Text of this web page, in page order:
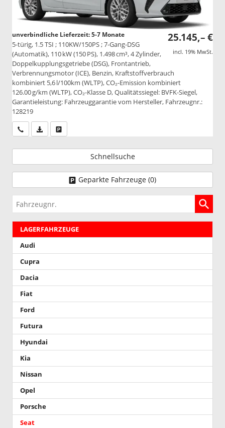
25.145,– €
incl. 19% MwSt.
unverbindliche Lieferzeit: 5-7 Monate
5-türig, 1.5 TSI ; 110KW/150PS ; 7-Gang-DSG
(Automatik), 110 kW (150 PS), 1.498 cm³, 4 Zylinder,
Doppelkupplungsgetriebe (DSG), Frontantrieb,
Verbrennungsmotor (ICE), Benzin, Kraftstoffverbrauch
kombiniert 5,6 l/100km (WLTP), CO₂-Emission kombiniert
126.00 g/km (WLTP), CO₂-Klasse D, Qualitätssiegel: BVFK-Siegel,
Garantieleistung: Fahrzeuggarantie vom Hersteller, Fahrzeugnr.:
128219
Wir rufen Sie anPDF-Datei, Fahrzeugexposé drucken
Schnellsuche
Geparkte Fahrzeuge (0)
Fahrzeugnr.
LAGERFAHRZEUGE
Audi
Cupra
Dacia
Fiat
Ford
Futura
Hyundai
Kia
Nissan
Opel
Porsche
Seat